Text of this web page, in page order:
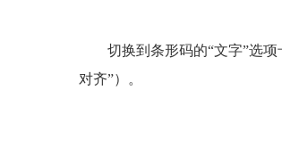
切换到条形码的“文字”选
对齐”）。